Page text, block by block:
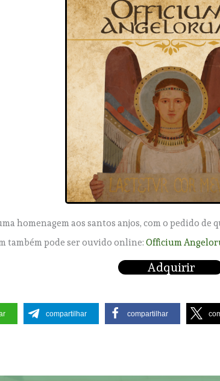
homenagem aos santos anjos, com o pedido de
também pode ser ouvido online:Officium
Adquirir
compartilhar compartilhar